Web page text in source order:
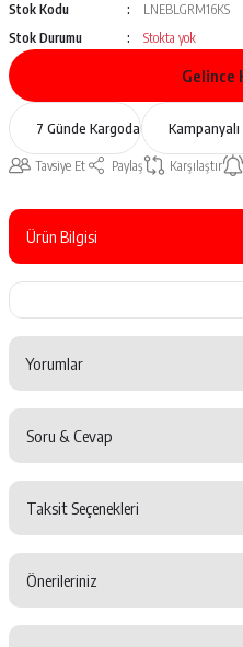
Stok Kodu
LNEBLGRM16KS
Stok Durumu
Stokta yok
Gelince
7 Günde Kargoda Kampanyalı
Tavsiye Et Paylaş Karşılaştır
Ürün Bilgisi
Yorumlar
Soru & Cevap
Taksit Seçenekleri
Önerileriniz